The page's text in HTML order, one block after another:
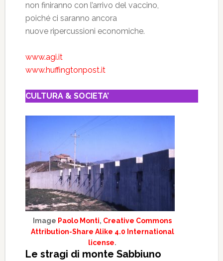
non finiranno con l’arrivo del vaccino,
poiché ci saranno ancora
nuove ripercussioni economiche.
www.agi.it
www.huffingtonpost.it
CULTURA & SOCIETA’
Image Paolo Monti, Creative Commons
Attribution-Share Alike 4.0 International
license.
Le stragi di monte Sabbiuno